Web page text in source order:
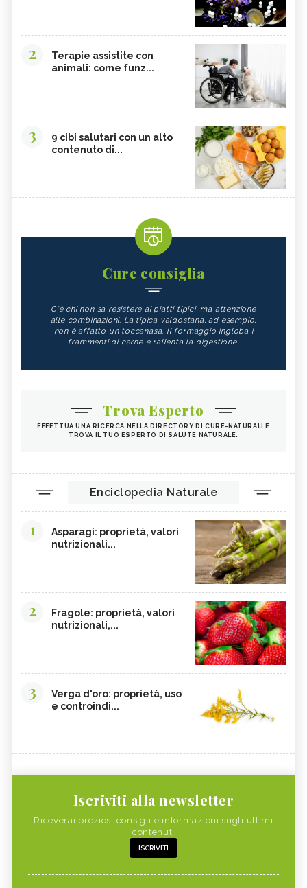
2
Terapie assistite con
animali: come funz...
3
9 cibi salutari con un alto
contenuto di...
Cure consiglia
C'è chi non sa resistere ai piatti tipici, ma attenzione
alle combinazioni. La tipica valdostana, ad esempio,
non è affatto un toccanasa. Il formaggio ingloba i
frammenti di carne e rallenta la digestione.
Trova Esperto
EFFETTUA UNA RICERCA NELLA DIRECTORY DI CURE-NATURALI E
TROVA IL TUO ESPERTO DI SALUTE NATURALE.
Enciclopedia Naturale
1
Asparagi: proprietà, valori
nutrizionali...
2
Fragole: proprietà, valori
nutrizionali,...
3
Verga d'oro: proprietà, uso
e controindi...
Iscriviti alla newsletter
Riceverai preziosi consigli e informazioni sugli ultimi
contenuti
ISCRIVITI